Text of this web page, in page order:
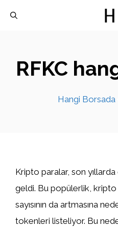
RFKC
Hangi Borsada
Kripto paralar, son
geldi. Bu popülerlik, kripto
sayısının da artmasına
tokenleri listeliyor. Bu